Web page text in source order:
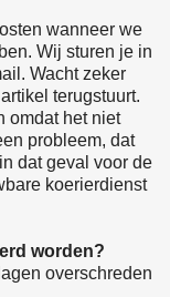
wanneer we
Wij sturen je in
Wacht zeker
terugstuurt.
omdat het niet
probleem, dat
dat geval voor de
koerierdienst
worden?
overschreden